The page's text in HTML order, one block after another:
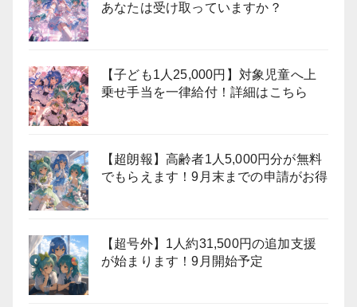
あなたは受け取っていますか？
【子ども1人25,000円】対象児童へ上
乗せ手当を一律給付！詳細はこちら
【超朗報】高齢者1人5,000円分が無料
でもらえます！9月末までの申請がお得
【超号外】1人約31,500円の追加支援
が始まります！9月開始予定